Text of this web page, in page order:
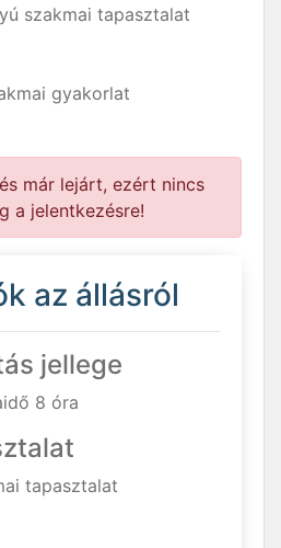
szakmai tapasztalat
gyakorlat
már lejárt, ezért nincs
a jelentkezésre!
az állásról
jellege
8 óra
tapasztalat